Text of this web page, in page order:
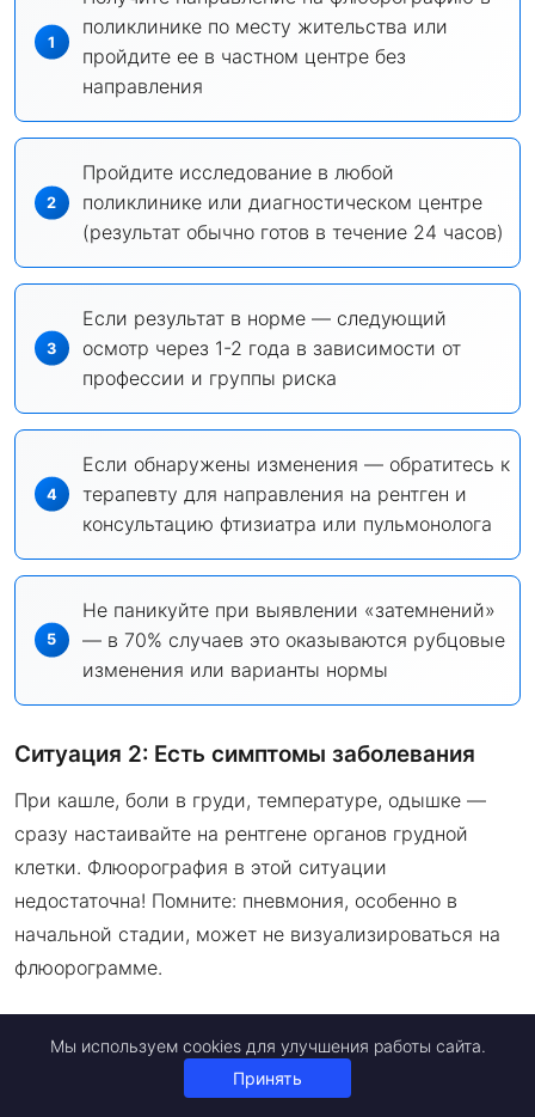
поликлинике по месту жительства или
пройдите ее в частном центре без
направления
Пройдите исследование в любой
поликлинике или диагностическом центре
(результат обычно готов в течение 24 часов)
Если результат в норме — следующий
осмотр через 1-2 года в зависимости от
профессии и группы риска
Если обнаружены изменения — обратитесь к
терапевту для направления на рентген и
консультацию фтизиатра или пульмонолога
Не паникуйте при выявлении «затемнений»
— в 70% случаев это оказываются рубцовые
изменения или варианты нормы
Ситуация 2: Есть симптомы заболевания
При кашле, боли в груди, температуре, одышке —
сразу настаивайте на рентгене органов грудной
клетки. Флюорография в этой ситуации
недостаточна! Помните: пневмония, особенно в
начальной стадии, может не визуализироваться на
флюорограмме.
Обратитесь к терапевту с жалобами,
Мы используем cookies для улучшения работы сайта.
Принять